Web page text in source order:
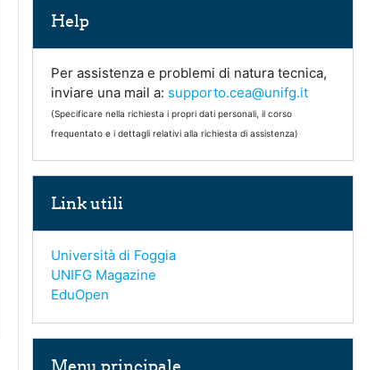
Help
Per assistenza e problemi di natura tecnica,
inviare una mail a: supporto.cea@unifg.it
(Specificare nella richiesta i propri dati personali, il corso
frequentato e i dettagli relativi alla richiesta di assistenza)
Link utili
Università di Foggia
UNIFG Magazine
EduOpen